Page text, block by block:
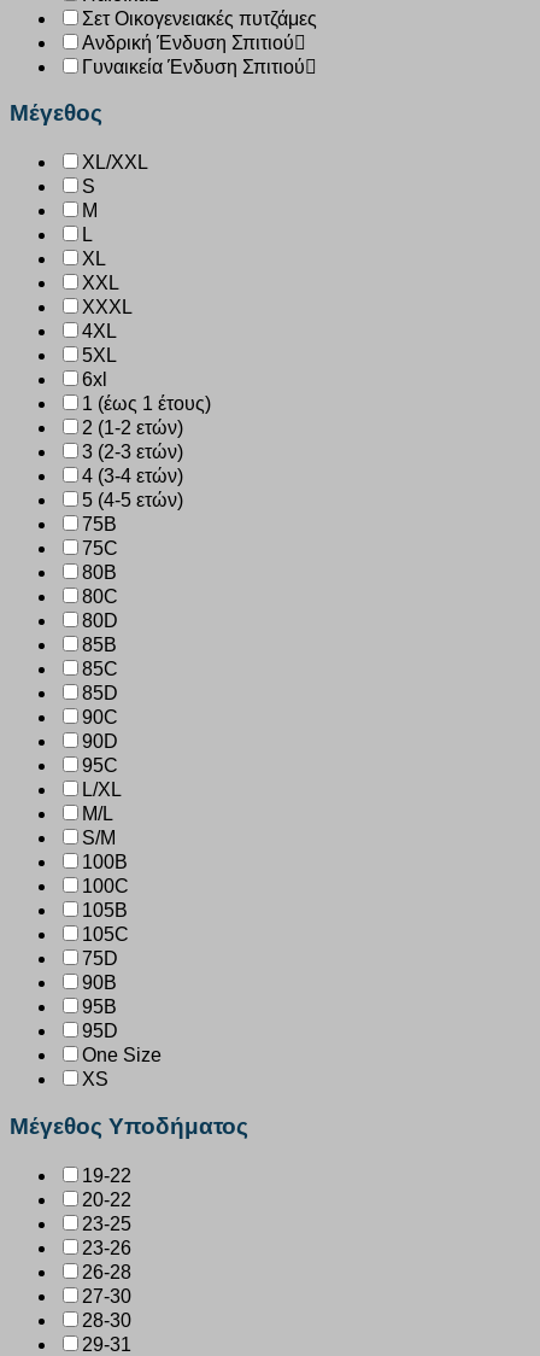
Σετ Οικογενειακές πυτζάμες
Ανδρική Ένδυση Σπιτιού
Γυναικεία Ένδυση Σπιτιού
Μέγεθος
XL/XXL
S
M
L
XL
XXL
XXXL
4XL
5XL
6xl
1 (έως 1 έτους)
2 (1-2 ετών)
3 (2-3 ετών)
4 (3-4 ετών)
5 (4-5 ετών)
75B
75C
80B
80C
80D
85B
85C
85D
90C
90D
95C
L/XL
M/L
S/M
100B
100C
105B
105C
75D
90B
95B
95D
One Size
XS
Μέγεθος Υποδήματος
19-22
20-22
23-25
23-26
26-28
27-30
28-30
29-31